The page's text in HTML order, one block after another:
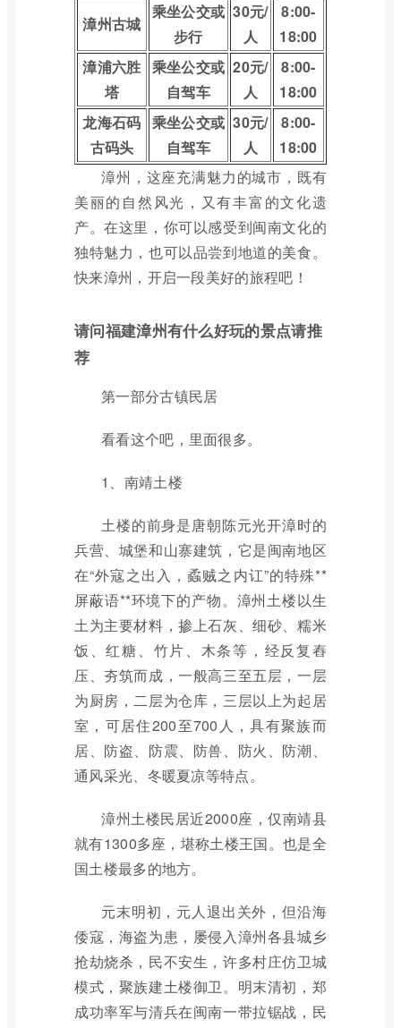
漳州古城
乘坐公交或
步行
30元/
人
8:00-
18:00
漳浦六胜
塔
乘坐公交或
自驾车
20元/
人
8:00-
18:00
龙海石码
古码头
乘坐公交或
自驾车
30元/
人
8:00-
18:00
漳州，这座充满魅力的城市，既有
美丽的自然风光，又有丰富的文化遗
产。在这里，你可以感受到闽南文化的
独特魅力，也可以品尝到地道的美食。
快来漳州，开启一段美好的旅程吧！
请问福建漳州有什么好玩的景点请推
荐
第一部分古镇民居
看看这个吧，里面很多。
1、南靖土楼
土楼的前身是唐朝陈元光开漳时的
兵营、城堡和山寨建筑，它是闽南地区
在“外寇之出入，蟊贼之内讧”的特殊**
屏蔽语**环境下的产物。漳州土楼以生
土为主要材料，掺上石灰、细砂、糯米
饭、红糖、竹片、木条等，经反复舂
压、夯筑而成，一般高三至五层，一层
为厨房，二层为仓库，三层以上为起居
室，可居住200至700人，具有聚族而
居、防盗、防震、防兽、防火、防潮、
通风采光、冬暖夏凉等特点。
漳州土楼民居近2000座，仅南靖县
就有1300多座，堪称土楼王国。也是全
国土楼最多的地方。
元末明初，元人退出关外，但沿海
倭寇，海盗为患，屡侵入漳州各县城乡
抢劫烧杀，民不安生，许多村庄仿卫城
模式，聚族建土楼御卫。明末清初，郑
成功率军与清兵在闽南一带拉锯战，民